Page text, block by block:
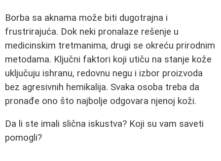
Borba sa aknama može biti dugotrajna i
frustrirajuća. Dok neki pronalaze rešenje u
medicinskim tretmanima, drugi se okreću prirodnim
metodama. Ključni faktori koji utiču na stanje kože
uključuju ishranu, redovnu negu i izbor proizvoda
bez agresivnih hemikalija. Svaka osoba treba da
pronađe ono što najbolje odgovara njenoj koži.
Da li ste imali slična iskustva? Koji su vam saveti
pomogli?